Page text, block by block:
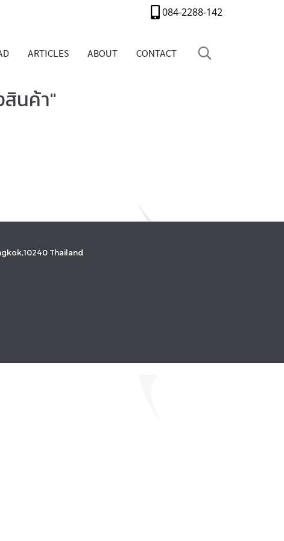
084-2288-142
ARTICLES ABOUT CONTACT
สินค้า"
Thailand